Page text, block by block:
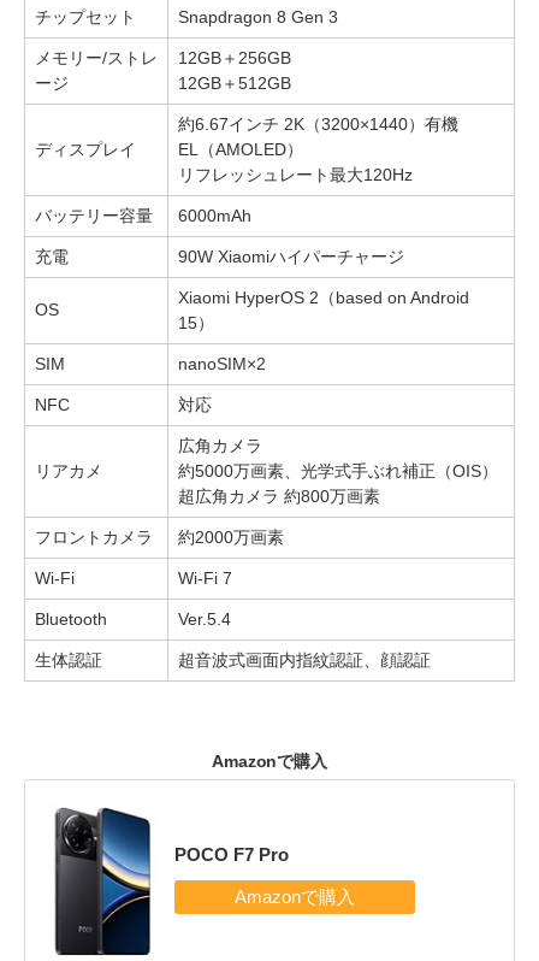
チップセット Snapdragon 8 Gen 3
メモリー/ストレ
ージ
12GB＋256GB
12GB＋512GB
ディスプレイ
約6.67インチ 2K（3200×1440）有機
EL（AMOLED）
リフレッシュレート最大120Hz
バッテリー容量 6000mAh
充電 90W Xiaomiハイパーチャージ
OS
Xiaomi HyperOS 2（based on Android
15）
SIM nanoSIM×2
NFC 対応
リアカメ
広角カメラ
約5000万画素、光学式手ぶれ補正（OIS）
超広角カメラ 約800万画素
フロントカメラ 約2000万画素
Wi-Fi Wi-Fi 7
Bluetooth Ver.5.4
生体認証 超音波式画面内指紋認証、顔認証
Amazonで購入
POCO F7 Pro